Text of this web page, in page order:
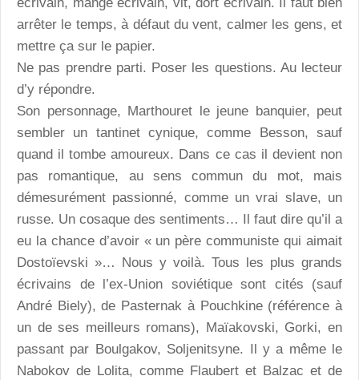
arrêter le temps, à défaut du vent, calmer les gens, et
mettre ça sur le papier.
Ne pas prendre parti. Poser les questions. Au lecteur
d’y répondre.
Son personnage, Marthouret le jeune banquier, peut
sembler un tantinet cynique, comme Besson, sauf
quand il tombe amoureux. Dans ce cas il devient non
pas romantique, au sens commun du mot, mais
démesurément passionné, comme un vrai slave, un
russe. Un cosaque des sentiments… Il faut dire qu’il a
eu la chance d’avoir « un père communiste qui aimait
Dostoïevski »… Nous y voilà. Tous les plus grands
écrivains de l’ex-Union soviétique sont cités (sauf
André Biely), de Pasternak à Pouchkine (référence à
un de ses meilleurs romans), Maïakovski, Gorki, en
passant par Boulgakov, Soljenitsyne. Il y a même le
Nabokov de Lolita, comme Flaubert et Balzac et de